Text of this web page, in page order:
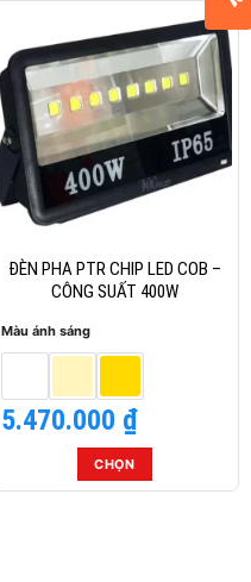
này
nhiều
biến
thể.
Các
tùy
thể
được
trang
phẩm
ĐÈN PHA PTR CHIP LED COB –
CÔNG SUẤT 400W
Màu ánh sáng
5.470.000 ₫
CHỌN
Sản